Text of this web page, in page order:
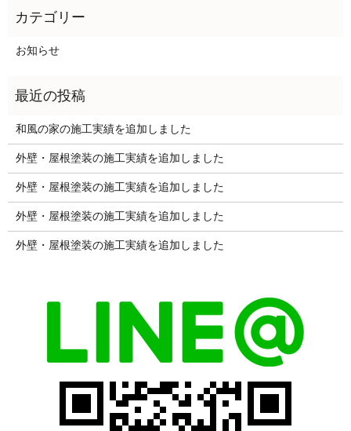
お知らせ
和風の家の施工実績を追加しました
外壁・屋根塗装の施工実績を追加しました
外壁・屋根塗装の施工実績を追加しました
外壁・屋根塗装の施工実績を追加しました
外壁・屋根塗装の施工実績を追加しました